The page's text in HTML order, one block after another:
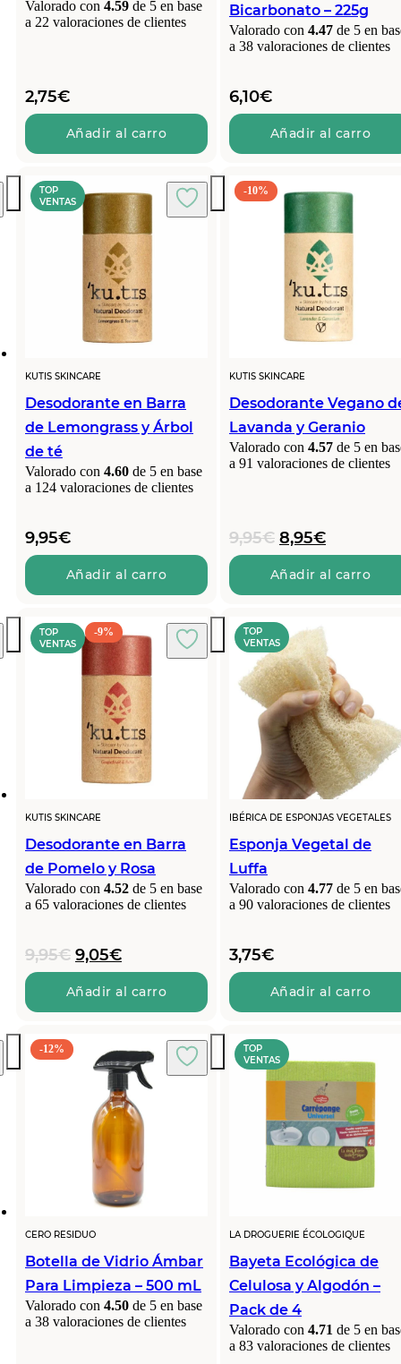
Valorado con 4.59 de 5 en base
a 22 valoraciones de clientes
2,75€
Añadir al carro
Bicarbonato – 225g
Valorado con 4.47 de 5 en
a 38 valoraciones de clientes
6,10€
Añadir al carro
TOP
VENTAS
KUTIS SKINCARE
Desodorante en Barra
de Lemongrass y Árbol
de té
Valorado con 4.60 de 5 en base
a 124 valoraciones de clientes
9,95€
Añadir al carro
-10%
KUTIS SKINCARE
Desodorante Vegano
Lavanda y Geranio
Valorado con 4.57 de 5 en
a 91 valoraciones de clientes
9,95€ El
precio
original
era:
8,95€El
precio
actual
es:
Añadir al carro
TOP
VENTAS
-9%
KUTIS SKINCARE
Desodorante en Barra
de Pomelo y Rosa
Valorado con 4.52 de 5 en base
a 65 valoraciones de clientes
9,95€ El
precio
original
era:
9,05€El
precio
actual
es:
Añadir al carro
TOP
VENTAS
IBÉRICA DE ESPONJAS VEGETALES
Esponja Vegetal de
Luffa
Valorado con 4.77 de 5 en
a 90 valoraciones de clientes
3,75€
Añadir al carro
-12%
CERO RESIDUO
Botella de Vidrio Ámbar
Para Limpieza – 500 mL
Valorado con 4.50 de 5 en base
a 38 valoraciones de clientes
TOP
VENTAS
LA DROGUERIE ÉCOLOGIQUE
Bayeta Ecológica de
Celulosa y Algodón –
Pack de 4
Valorado con 4.71 de 5 en
a 83 valoraciones de clientes